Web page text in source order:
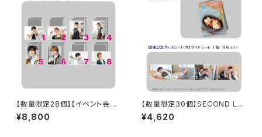
【数量限定28個】【イベント会場
特典付き】SECOND LINE Pre
sents みんなに会いに行くよ!
¥8,800
【数量限定30個】SECOND LIN
E Presents みんなに会いに行
くよ! 第49回 in 静岡 開催記念
¥4,620